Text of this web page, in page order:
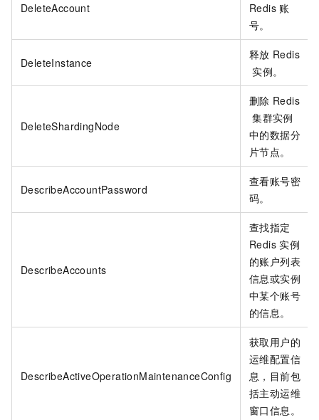
DeleteAccount
Redis 账
号。
DeleteInstance
释放 Redis
实例。
DeleteShardingNode
删除 Redis
集群实例
中的数据分
片节点。
DescribeAccountPassword
查看账号密
码。
DescribeAccounts
查找指定
Redis 实例
的账户列表
信息或实例
中某个账号
的信息。
DescribeActiveOperationMaintenanceConfig
获取用户的
运维配置信
息，目前包
括主动运维
窗口信息。